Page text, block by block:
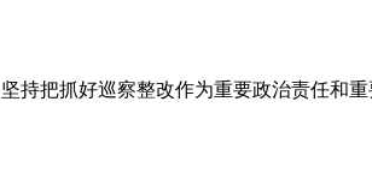
持把抓好巡察整改作为重要政治责任和